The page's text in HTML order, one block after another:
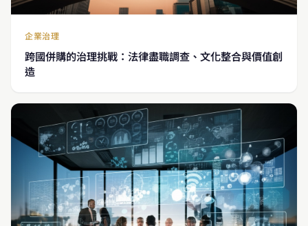
企業治理
跨國併購的治理挑戰：法律盡職調查、文化整合與價值創
造